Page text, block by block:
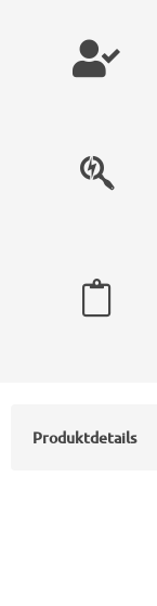
Produktdetails